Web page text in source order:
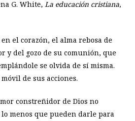
G. White, La educación cristiana,
el corazón, el alma rebosa de
y del gozo de su comunión, que
se olvida de sí misma.
de sus acciones.
constreñidor de Dios no
menos que pueden darle para